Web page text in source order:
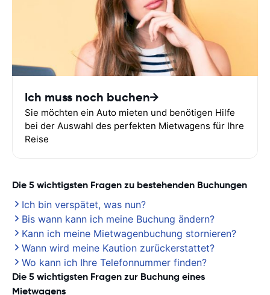
Ich muss noch buchen
Sie möchten ein Auto mieten und benötigen Hilfe
bei der Auswahl des perfekten Mietwagens für Ihre
Reise
Die 5 wichtigsten Fragen zu bestehenden Buchungen
Ich bin verspätet, was nun?
Bis wann kann ich meine Buchung ändern?
Kann ich meine Mietwagenbuchung stornieren?
Wann wird meine Kaution zurückerstattet?
Wo kann ich Ihre Telefonnummer finden?
Die 5 wichtigsten Fragen zur Buchung eines
Mietwagens